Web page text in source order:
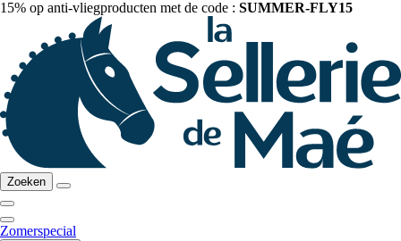
15% op anti-vliegproducten met de code : SUMMER-FLY15
Zoeken
Zomerspecial